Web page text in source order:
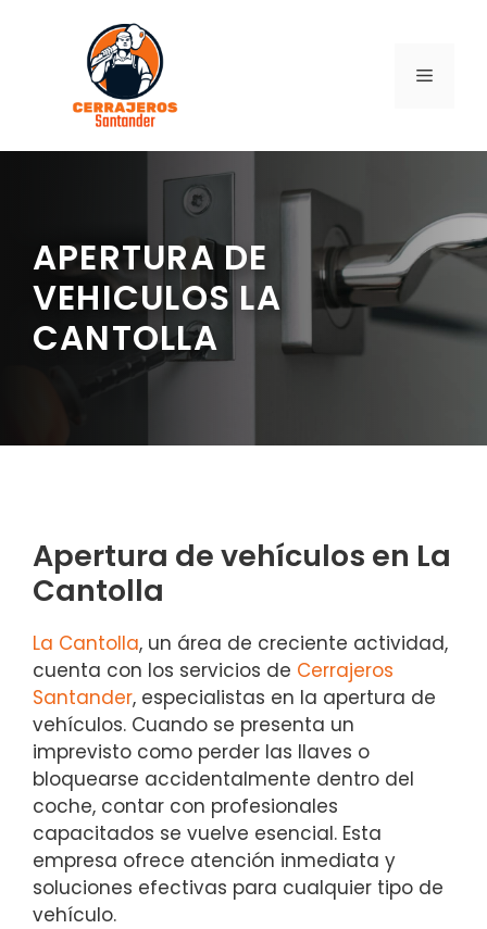
contenido
MENÚ
APERTURA DE
VEHICULOS LA
CANTOLLA
Apertura de vehículos en La
Cantolla
La Cantolla, un área de creciente actividad,
cuenta con los servicios de Cerrajeros
Santander, especialistas en la apertura de
vehículos. Cuando se presenta un
imprevisto como perder las llaves o
bloquearse accidentalmente dentro del
coche, contar con profesionales
capacitados se vuelve esencial. Esta
empresa ofrece atención inmediata y
soluciones efectivas para cualquier tipo de
vehículo.